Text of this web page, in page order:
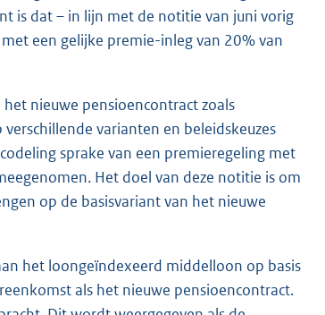
is dat – in lijn met de notitie van juni vorig
een gelijke premie-inleg van 20% van
nieuwe pensioencontract zoals
varianten en beleidskeuzes
sprake van een premieregeling met
Het doel van deze notitie is om
op de basisvariant van het nieuwe
het loongeïndexeerd middelloon op basis
als het nieuwe pensioencontract.